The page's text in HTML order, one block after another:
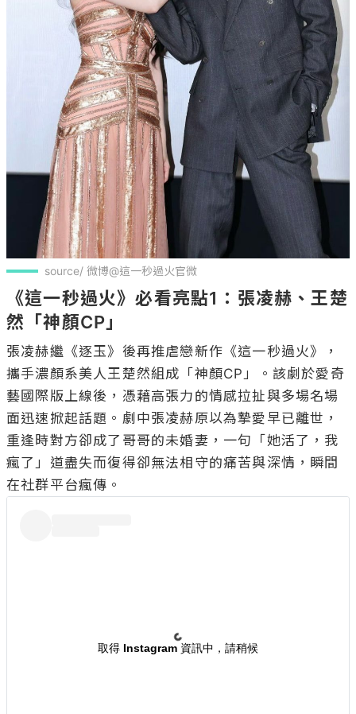
source/ 微博@這一秒過火官微
《這一秒過火》必看亮點1：張凌赫、王楚
然「神顏CP」
張凌赫繼《逐玉》後再推虐戀新作《這一秒過火》，
攜手濃顏系美人王楚然組成「神顏CP」。該劇於愛奇
藝國際版上線後，憑藉高張力的情感拉扯與多場名場
面迅速掀起話題。劇中張凌赫原以為摯愛早已離世，
重逢時對方卻成了哥哥的未婚妻，一句「她活了，我
瘋了」道盡失而復得卻無法相守的痛苦與深情，瞬間
取得 Instagram 資訊中，請稍候